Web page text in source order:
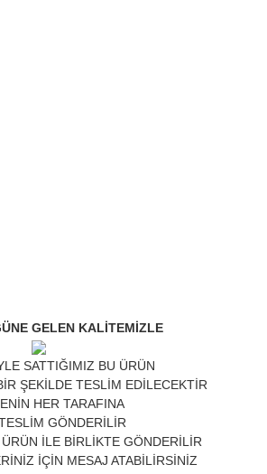
GELEN KALİTEMİZLE
SATTIĞIMIZ BU ÜRÜN
ŞEKİLDE TESLİM EDİLECEKTİR
HER TARAFINA
GÖNDERİLİR
İLE BİRLİKTE GÖNDERİLİR
İÇİN MESAJ ATABİLİRSİNİZ